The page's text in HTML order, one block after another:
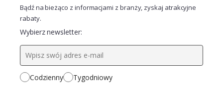
Bądź na bieżąco z informacjami z branży, zyskaj atrakcyjne
rabaty.
Wybierz newsletter:
Codzienny Tygodniowy